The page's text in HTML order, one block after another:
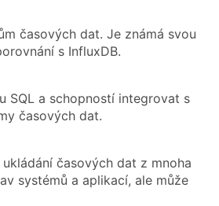
časových dat. Je známá svou
s InfluxDB.
SQL a schopností integrovat s
časových dat.
časových dat z mnoha
systémů a aplikací, ale může